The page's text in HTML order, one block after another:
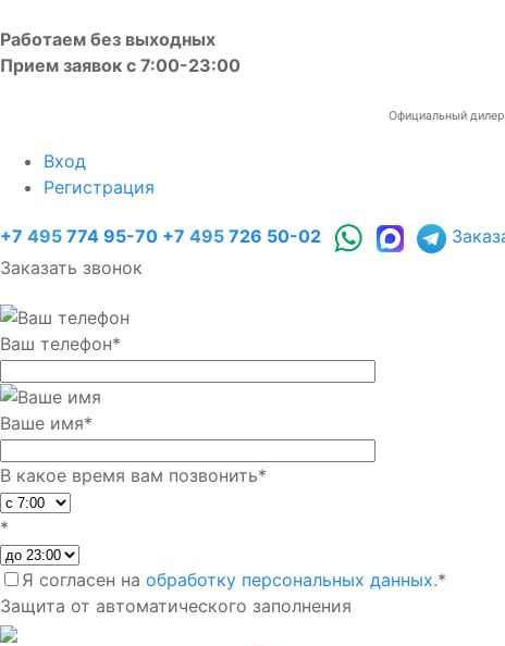
Работаем без выходных
Прием заявок с 7:00-23:00
Официальный дилер
Вход
Регистрация
+7 495 774 95-70 +7 495 726 50-02
Заказать звонок
Ваш телефон*
Ваше имя*
В какое время вам позвонить*
*
Я согласен на обработку персональных данных.*
Защита от автоматического заполнения